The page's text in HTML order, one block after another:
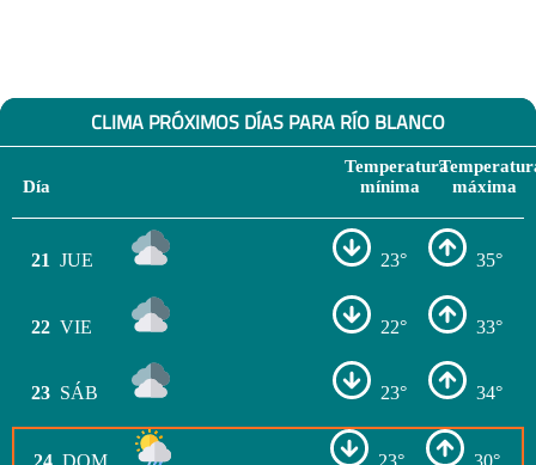
CLIMA PRÓXIMOS DÍAS PARA RÍO BLANCO
Día
Temperatura
mínima
máxima
21 JUE 23° 35°
22 VIE 22° 33°
23 SÁB 23° 34°
24 DOM 23° 30°